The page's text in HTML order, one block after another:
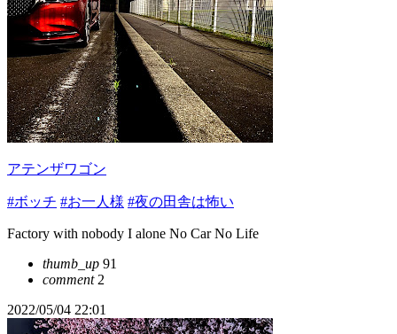
アテンザワゴン
#ボッチ #お一人様 #夜の田舎は怖い
Factory with nobody I alone No Car No Life
thumb_up 91
comment2
2022/05/04 22:01